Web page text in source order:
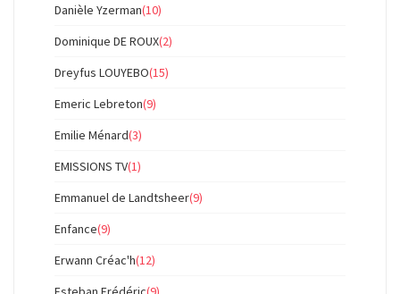
Danièle Yzerman(10)
Dominique DE ROUX(2)
Dreyfus LOUYEBO(15)
Emeric Lebreton(9)
Emilie Ménard(3)
EMISSIONS TV(1)
Emmanuel de Landtsheer(9)
Enfance(9)
Erwann Créac'h(12)